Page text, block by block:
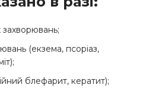
захворювань;
(екзема, псоріаз,
блефарит, кератит);